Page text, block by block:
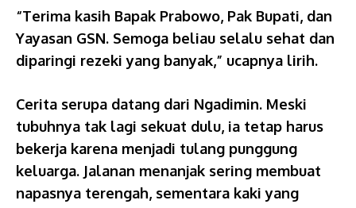
“Terima kasih Bapak Prabowo, Pak Bupati, dan
Yayasan GSN. Semoga beliau selalu sehat dan
diparingi rezeki yang banyak,” ucapnya lirih.
Cerita serupa datang dari Ngadimin. Meski
tubuhnya tak lagi sekuat dulu, ia tetap harus
bekerja karena menjadi tulang punggung
keluarga. Jalanan menanjak sering membuat
napasnya terengah, sementara kaki yang